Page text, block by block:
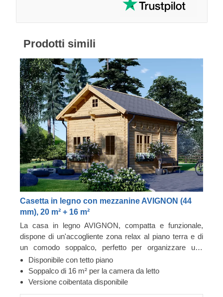
Prodotti simili
Casetta in legno con mezzanine AVIGNON (44
mm), 20 m² + 16 m²
La casa in legno AVIGNON, compatta e funzionale,
dispone di un'accogliente zona relax al piano terra e di
un comodo soppalco, perfetto per organizzare una
comoda zona per riposare al secondo piano. Se stai
cercando una casa in legno pratica ed economica,
questo modello potrebbe essere quello giusto per te. Per
Disponibile con tetto piano
Soppalco di 16 m² per la camera da letto
Versione coibentata disponibile